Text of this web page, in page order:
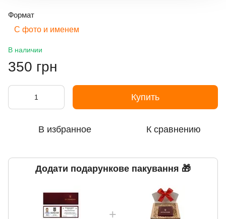
Формат
С фото и именем
В наличии
350 грн
Купить
В избранное К сравнению
Додати подарункове пакування 🎁